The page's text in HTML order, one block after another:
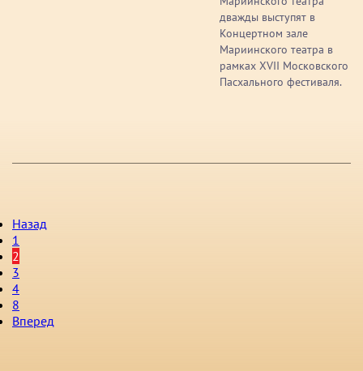
дважды выступят в
Концертном зале
Мариинского театра в
рамках XVII Московского
Пасхального фестиваля.
Назад
1
2
3
4
8
Вперед